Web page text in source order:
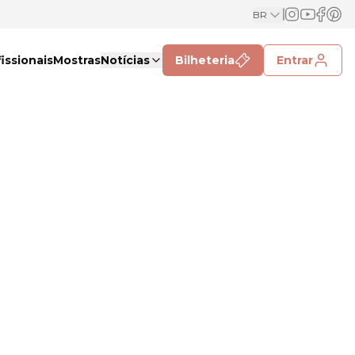
BR
MostrasNotícias Bilheteria Entrar